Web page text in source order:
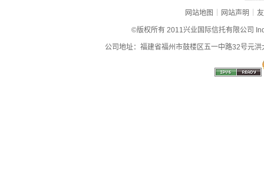
网站地图 | 网站声明 |
©版权所有 2011兴业国际信托有限公司
公司地址：福建省福州市鼓楼区五一中路32号元